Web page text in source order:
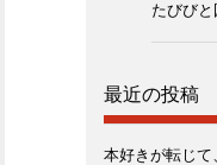
たびびと
最近の投稿
本好きが転じて